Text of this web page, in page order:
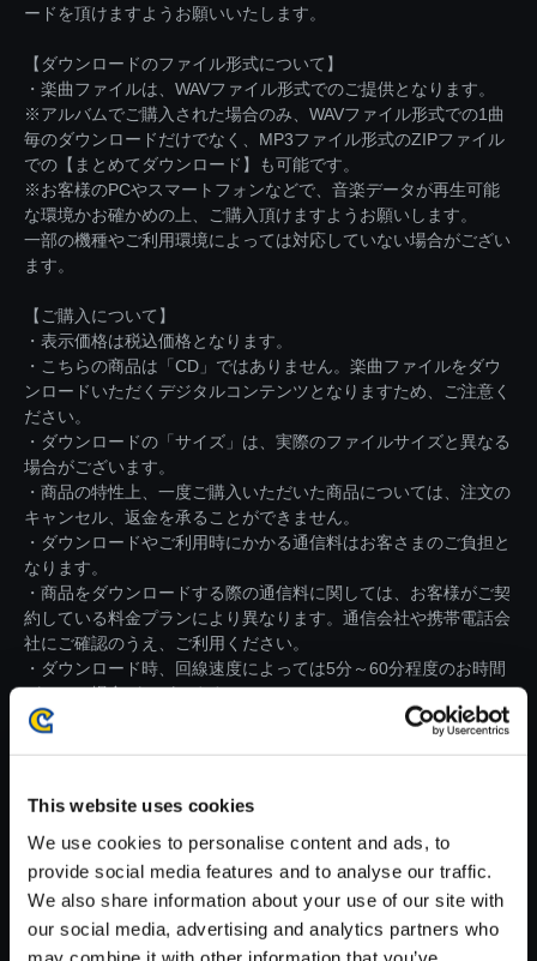
This website uses cookies
We use cookies to personalise content and ads, to
provide social media features and to analyse our traffic.
We also share information about your use of our site with
our social media, advertising and analytics partners who
ードを頂けますようお願いいたします。
【ダウンロードのファイル形式について】
・楽曲ファイルは、WAVファイル形式でのご提供となります。
※アルバムでご購入された場合のみ、WAVファイル形式での1曲
毎のダウンロードだけでなく、MP3ファイル形式のZIPファイル
での【まとめてダウンロード】も可能です。
※お客様のPCやスマートフォンなどで、音楽データが再生可能
な環境かお確かめの上、ご購入頂けますようお願いします。
一部の機種やご利用環境によっては対応していない場合がござい
ます。
【ご購入について】
・表示価格は税込価格となります。
・こちらの商品は「CD」ではありません。楽曲ファイルをダウ
ンロードいただくデジタルコンテンツとなりますため、ご注意く
ださい。
・ダウンロードの「サイズ」は、実際のファイルサイズと異なる
場合がございます。
・商品の特性上、一度ご購入いただいた商品については、注文の
キャンセル、返金を承ることができません。
・ダウンロードやご利用時にかかる通信料はお客さまのご負担と
なります。
・商品をダウンロードする際の通信料に関しては、お客様がご契
約している料金プランにより異なります。通信会社や携帯電話会
社にご確認のうえ、ご利用ください。
・ダウンロード時、回線速度によっては5分～60分程度のお時間
がかかる場合がございます。
※ご購入いただいたファイルのダウンロードの際には、通信環境
【単曲】ストリートファイターI
Vシリーズ サウンドBOX Volca